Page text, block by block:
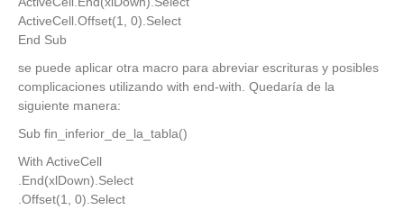
ActiveCell.Offset(1, 0).Select
End Sub
se puede aplicar otra macro para abreviar escrituras y posibles
complicaciones utilizando with end-with. Quedaría de la
siguiente manera:
Sub fin_inferior_de_la_tabla()
With ActiveCell
.End(xlDown).Select
.Offset(1, 0).Select